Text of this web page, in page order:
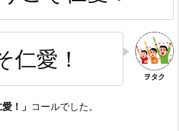
仁愛！
！」 コールでした。